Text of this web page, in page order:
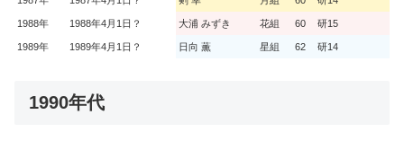
1988年 1988年4月1日？ 大浦 みずき 花組 60 研15
1989年 1989年4月1日？ 日向 薫 星組 62 研14
1990年代